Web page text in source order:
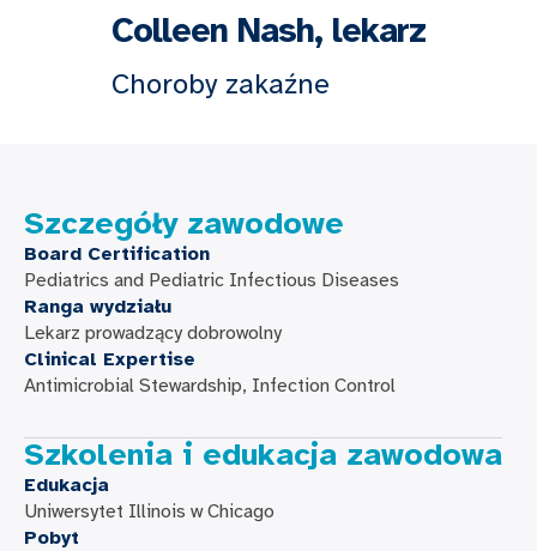
Colleen Nash, lekarz
Choroby zakaźne
Szczegóły zawodowe
Board Certification
Pediatrics and Pediatric Infectious Diseases
Ranga wydziału
Lekarz prowadzący dobrowolny
Clinical Expertise
Antimicrobial Stewardship, Infection Control
Szkolenia i edukacja zawodowa
Edukacja
Uniwersytet Illinois w Chicago
Pobyt